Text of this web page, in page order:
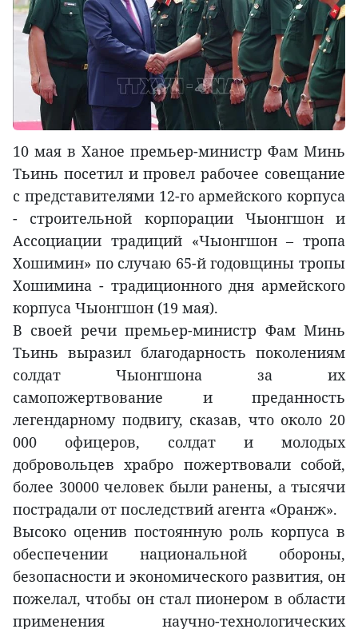
10 мая в Ханое премьер-министр Фам Минь
Тьинь посетил и провел рабочее совещание
с представителями 12-го армейского корпуса
- строительной корпорации Чыонгшон и
Ассоциации традиций «Чыонгшон – тропа
Хошимин» по случаю 65-й годовщины тропы
Хошимина - традиционного дня армейского
корпуса Чыонгшон (19 мая).
В своей речи премьер-министр Фам Минь
Тьинь выразил благодарность поколениям
солдат Чыонгшона за их
самопожертвование и преданность
легендарному подвигу, сказав, что около 20
000 офицеров, солдат и молодых
добровольцев храбро пожертвовали собой,
более 30000 человек были ранены, а тысячи
пострадали от последствий агента «Оранж».
Высоко оценив постоянную роль корпуса в
обеспечении национальной обороны,
безопасности и экономического развития, он
пожелал, чтобы он стал пионером в области
применения научно-технологических